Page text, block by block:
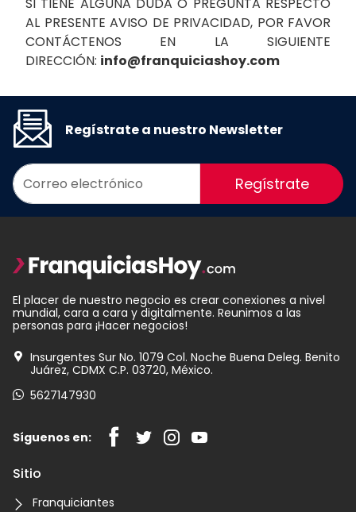
AL PRESENTE AVISO DE PRIVACIDAD, POR FAVOR
CONTÁCTENOS EN LA SIGUIENTE
DIRECCIÓN: info@franquiciashoy.com
Regístrate a nuestro Newsletter
Regístrate
El placer de nuestro negocio es crear conexiones a nivel
mundial, cara a cara y digitalmente. Reunimos a las
personas para ¡Hacer negocios!
Insurgentes Sur No. 1079 Col. Noche Buena Deleg. Benito
Juárez, CDMX C.P. 03720, México.
5627147930
Síguenos en:
Sitio
Franquiciantes